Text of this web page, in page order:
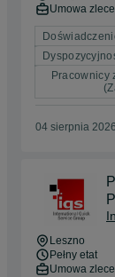
Umowa
04 sierpnia 2026
Leszno
Pełny etat
Umowa